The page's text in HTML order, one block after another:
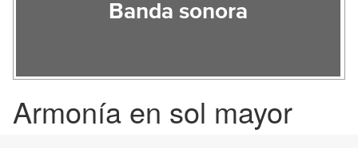
Banda sonora
Armonía en sol mayor